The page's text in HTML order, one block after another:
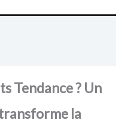
Tendance ? Un
la